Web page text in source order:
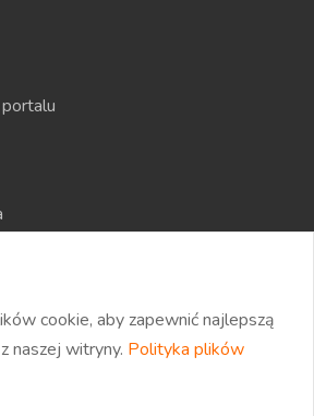
prawa zastrzeżone
cookie, aby zapewnić najlepszą
naszej witryny. Polityka plików